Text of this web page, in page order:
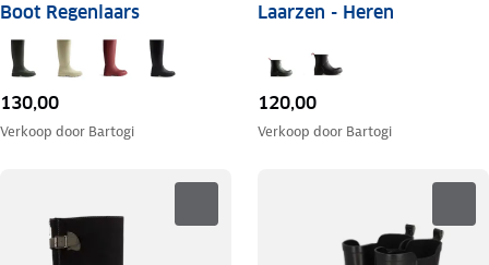
Boot Regenlaars
130,00
Verkoop door Bartogi
Laarzen - Heren
120,00
Verkoop door Bartogi